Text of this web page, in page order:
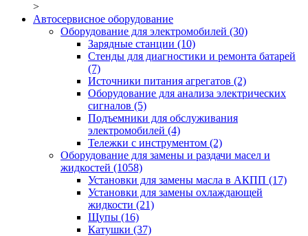
>
Автосервисное оборудование
Оборудование для электромобилей (30)
Зарядные станции (10)
Стенды для диагностики и ремонта батарей
(7)
Источники питания агрегатов (2)
Оборудование для анализа электрических
сигналов (5)
Подъемники для обслуживания
электромобилей (4)
Тележки с инструментом (2)
Оборудование для замены и раздачи масел и
жидкостей (1058)
Установки для замены масла в АКПП (17)
Установки для замены охлаждающей
жидкости (21)
Щупы (16)
Катушки (37)